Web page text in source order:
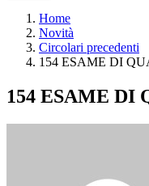
Home
Novità
Circolari precedenti
154 ESAME DI
154 ESAME DI